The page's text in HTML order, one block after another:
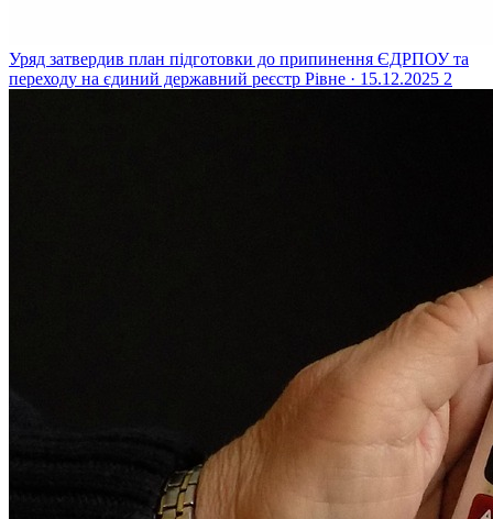
Уряд затвердив план підготовки до припинення ЄДРПОУ та
переходу на єдиний державний реєстр Рівне · 15.12.2025 2